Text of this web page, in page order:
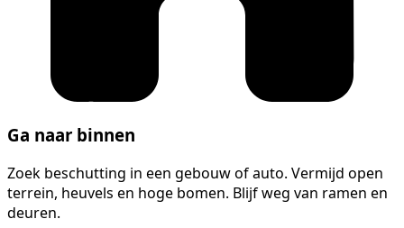
Ga naar binnen
Zoek beschutting in een gebouw of auto. Vermijd open
terrein, heuvels en hoge bomen. Blijf weg van ramen en
deuren.